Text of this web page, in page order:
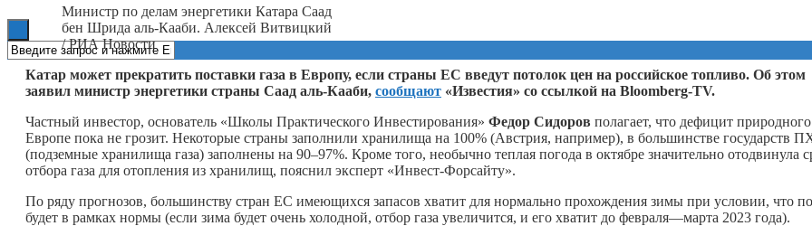
Министр по делам энергетики Катара Саад
бен Шрида аль-Кааби. Алексей Витвицкий
/ РИА Новости
Катар может прекратить поставки газа в Европу, если страны ЕС введут потолок цен на российское топливо. Об этом
заявил министр энергетики страны Саад аль-Кааби, сообщают «Известия» со ссылкой на Bloomberg-TV.
Частный инвестор, основатель «Школы Практического Инвестирования» Федор Сидоров полагает, что дефицит природного
Европе пока не грозит. Некоторые страны заполнили хранилища на 100% (Австрия, например), в большинстве государств
(подземные хранилища газа) заполнены на 90–97%. Кроме того, необычно теплая погода в октябре значительно отодвинула
отбора газа для отопления из хранилищ, пояснил эксперт «Инвест-Форсайту».
По ряду прогнозов, большинству стран ЕС имеющихся запасов хватит для нормально прохождения зимы при условии, что
будет в рамках нормы (если зима будет очень холодной, отбор газа увеличится, и его хватит до февраля—марта 2023 года).